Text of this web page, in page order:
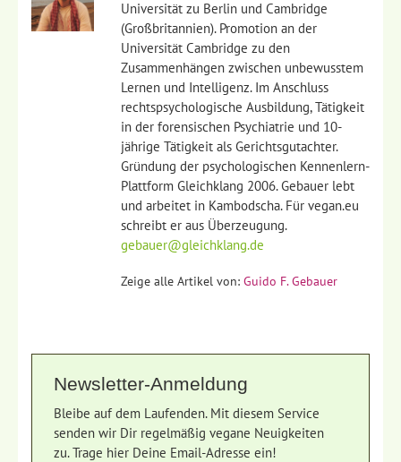
Universität zu Berlin und Cambridge
(Großbritannien). Promotion an der
Universität Cambridge zu den
Zusammenhängen zwischen unbewusstem
Lernen und Intelligenz. Im Anschluss
rechtspsychologische Ausbildung, Tätigkeit
in der forensischen Psychiatrie und 10-
jährige Tätigkeit als Gerichtsgutachter.
Gründung der psychologischen Kennenlern-
Plattform Gleichklang 2006. Gebauer lebt
und arbeitet in Kambodscha. Für vegan.eu
schreibt er aus Überzeugung.
gebauer@gleichklang.de
Zeige alle Artikel von: Guido F. Gebauer
Newsletter-Anmeldung
Bleibe auf dem Laufenden. Mit diesem Service
senden wir Dir regelmäßig vegane Neuigkeiten
zu. Trage hier Deine Email-Adresse ein!